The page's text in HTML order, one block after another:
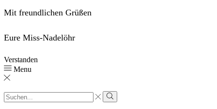
Mit freundlichen Grüßen
Eure Miss-Nadelöhr
Verstanden
Menu
Sucheingabe
Suche